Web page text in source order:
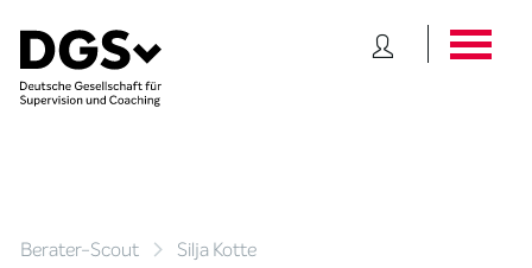
Berater-Scout Silja Kotte